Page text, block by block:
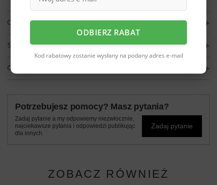
OPIS
SZCZEGÓŁOWE DANE
OPINIE
Potrzebujesz pomocy? Masz pytania?
Zadaj pytanie a my odpowiemy niezwłocznie,
najciekawsze pytania i odpowiedzi publikując
dla innych.
Zadaj pytanie
ZOBACZ RÓWNIEŻ
ODBIERZ RABAT
Kod rabatowy zostanie wysłany na podany adres e-mail